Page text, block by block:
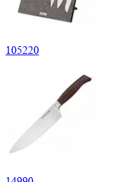
105220